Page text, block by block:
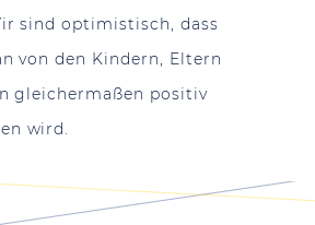
sind optimistisch, dass
von den Kindern, Eltern
gleichermaßen positiv
wird.